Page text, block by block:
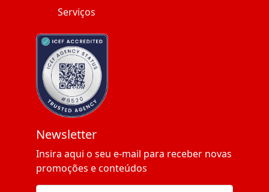
Serviços
Newsletter
Insira aqui o seu e-mail para receber novas
promoções e conteúdos